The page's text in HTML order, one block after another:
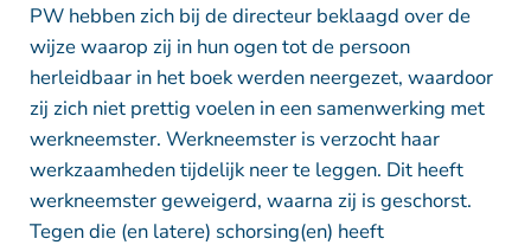
PW hebben zich bij de directeur beklaagd over de
wijze waarop zij in hun ogen tot de persoon
herleidbaar in het boek werden neergezet, waardoor
zij zich niet prettig voelen in een samenwerking met
werkneemster. Werkneemster is verzocht haar
werkzaamheden tijdelijk neer te leggen. Dit heeft
werkneemster geweigerd, waarna zij is geschorst.
Tegen die (en latere) schorsing(en) heeft